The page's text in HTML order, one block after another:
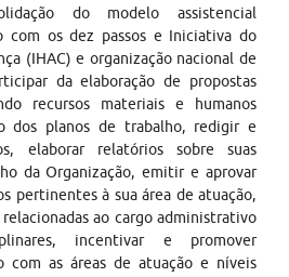
do modelo assistencial
com os dez passos e Iniciativa do
(IHAC) e organização nacional de
da elaboração de propostas
recursos materiais e humanos
dos planos de trabalho, redigir e
elaborar relatórios sobre suas
da Organização, emitir e aprovar
pertinentes à sua área de atuação,
ao cargo administrativo
incentivar e promover
com as áreas de atuação e níveis